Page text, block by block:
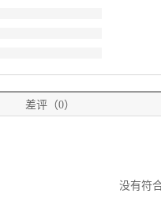
差评（0）
没有符